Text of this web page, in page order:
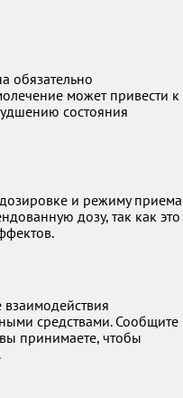
обязательно
может привести к
состояния
и режиму приема
дозу, так как это
средствами. Сообщите
принимаете, чтобы